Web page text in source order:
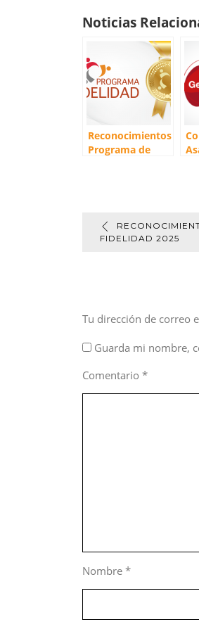
a
A
p
p
i
n
c
e
o
o
k
a
i
l
a
r
t
i
Noticias
Reconocimientos
Programa de
FIDELIDAD 2025
Tu dirección de correo
Guarda mi nombre,
Comentario *
Nombre *